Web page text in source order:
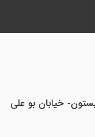
خیابان بو علی